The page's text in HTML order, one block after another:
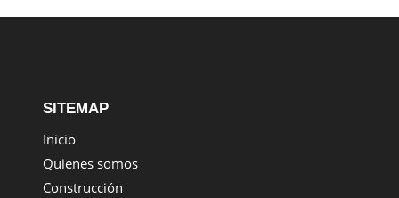
SITEMAP
Inicio
Quienes somos
Construcción